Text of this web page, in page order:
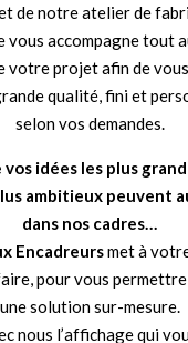
de notre atelier de
vous accompagne tout
votre projet afin de
qualité, fini et
selon vos demandes.
vos idées les plus
ambitieux peuvent
dans nos cadres…
Encadreursmet à
pour vous
une solution sur-mesure.
nous l’affichage qui